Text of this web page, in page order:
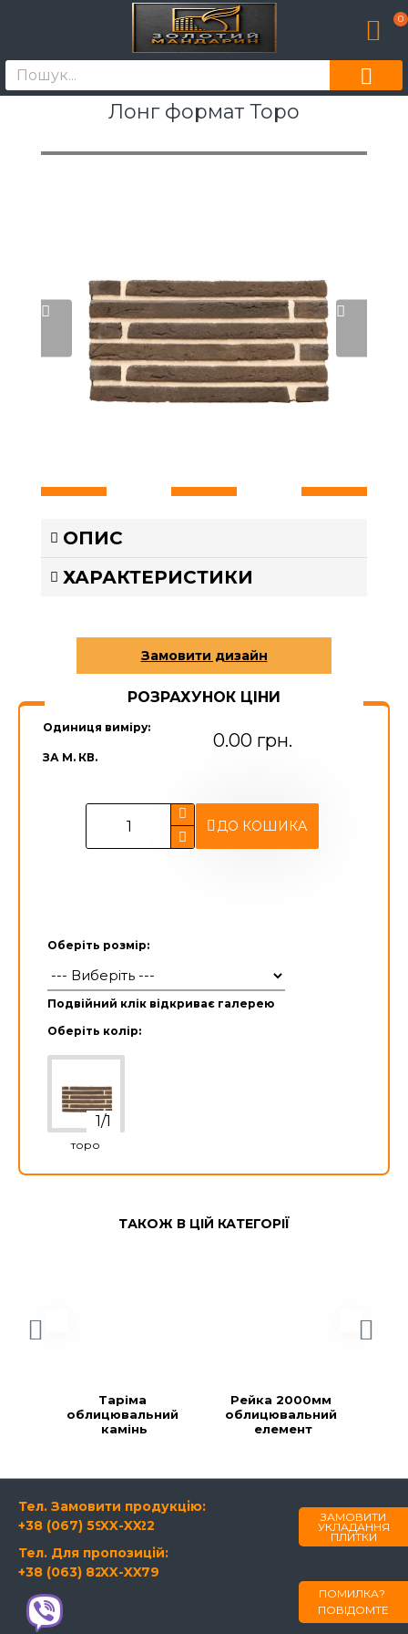
0
Лонг формат Торо
ОПИС
ХАРАКТЕРИСТИКИ
РОЗРАХУНОК ЦІНИ
Одиниця виміру:
ЗА М. КВ.
0.00 грн.
ДО КОШИКА
Оберіть розмір:
Подвійний клік відкриває галерею
Оберіть колір:
торо
ТАКОЖ В ЦІЙ КАТЕГОРІЇ
Таріма
облицювальний
камінь
Рейка 2000мм
облицювальний
елемент
Тел. Замовити продукцію:
+38 (067) 594-21-22
XX-XX
Тел. Для пропозицій:
+38 (063) 820-60-79
XX-XX
ЗАМОВИТИ
УКЛАДАННЯ
ПЛИТКИ
ПОМИЛКА?
ПОВІДОМТЕ